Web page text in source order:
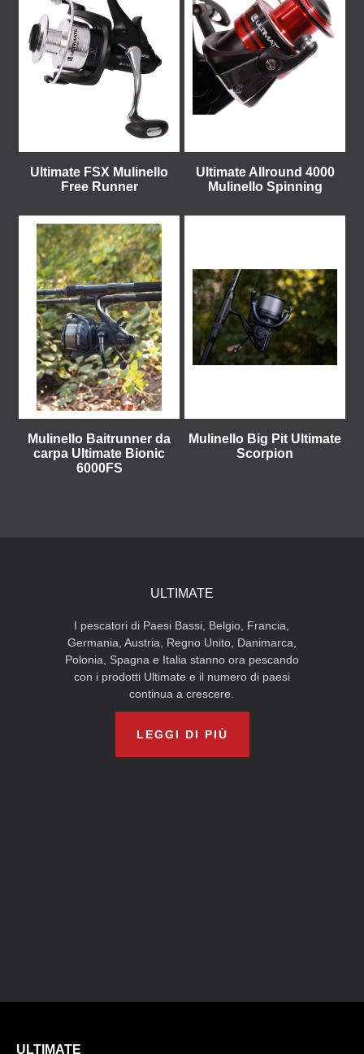
Ultimate FSX Mulinello
Free Runner
Ultimate Allround 4000
Mulinello Spinning
Mulinello Baitrunner da
carpa Ultimate Bionic
6000FS
Mulinello Big Pit Ultimate
Scorpion
ULTIMATE
I pescatori di Paesi Bassi, Belgio, Francia,
Germania, Austria, Regno Unito, Danimarca,
Polonia, Spagna e Italia stanno ora pescando
con i prodotti Ultimate e il numero di paesi
continua a crescere.
LEGGI DI PIÙ
ULTIMATE